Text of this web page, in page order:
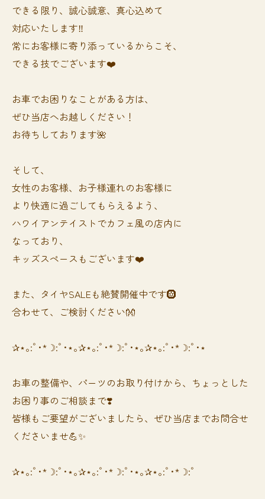
できる限り、誠心誠意、真心込めて
対応いたします‼️
常にお客様に寄り添っているからこそ、
できる技でございます❤️
お車でお困りなことがある方は、
ぜひ当店へお越しください！
お待ちしております🌺
そして、
女性のお客様、お子様連れのお客様に
より快適に過ごしてもらえるよう、
ハワイアンテイストでカフェ風の店内に
なっており、
キッズスペースもございます❤️
また、タイヤSALEも絶賛開催中です🛞
合わせて、ご検討ください👐
✰⋆｡:ﾟ･*☽:ﾟ･⋆｡✰⋆｡:ﾟ･*☽:ﾟ･⋆｡✰⋆｡:ﾟ･*☽:ﾟ･⋆
お車の整備や、パーツのお取り付けから、ちょっとした
お困り事のご相談まで❣️
皆様もご要望がございましたら、ぜひ当店までお問合せ
くださいませ💪✨
✰⋆｡:ﾟ･*☽:ﾟ･⋆｡✰⋆｡:ﾟ･*☽:ﾟ･⋆｡✰⋆｡:ﾟ･*☽:ﾟ